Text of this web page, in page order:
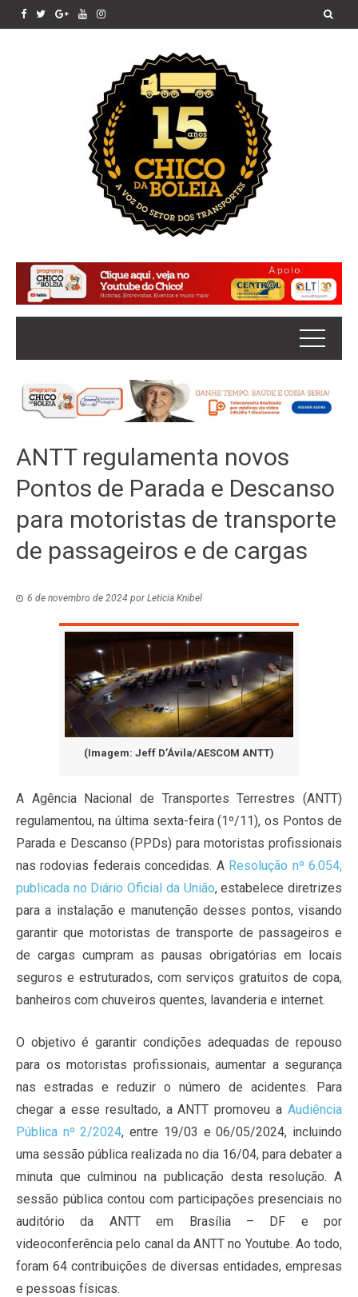
ANTT regulamenta novos
Pontos de Parada e Descanso
para motoristas de transporte
de passageiros e de cargas
6 de novembro de 2024 porLeticia Knibel
(Imagem: Jeff D’Ávila/AESCOM ANTT)
A Agência Nacional de Transportes Terrestres (ANTT)
regulamentou, na última sexta-feira (1º/11), os Pontos de
Parada e Descanso (PPDs) para motoristas profissionais
nas rodovias federais concedidas. A Resolução nº 6.054,
publicada no Diário Oficial da União, estabelece diretrizes
para a instalação e manutenção desses pontos, visando
garantir que motoristas de transporte de passageiros e
de cargas cumpram as pausas obrigatórias em locais
seguros e estruturados, com serviços gratuitos de copa,
banheiros com chuveiros quentes, lavanderia e internet.
O objetivo é garantir condições adequadas de repouso
para os motoristas profissionais, aumentar a segurança
nas estradas e reduzir o número de acidentes. Para
chegar a esse resultado, a ANTT promoveu a Audiência
Pública nº 2/2024, entre 19/03 e 06/05/2024, incluindo
uma sessão pública realizada no dia 16/04, para debater a
minuta que culminou na publicação desta resolução. A
sessão pública contou com participações presenciais no
auditório da ANTT em Brasília – DF e por
videoconferência pelo canal da ANTT no Youtube. Ao todo,
foram 64 contribuições de diversas entidades, empresas
e pessoas físicas.